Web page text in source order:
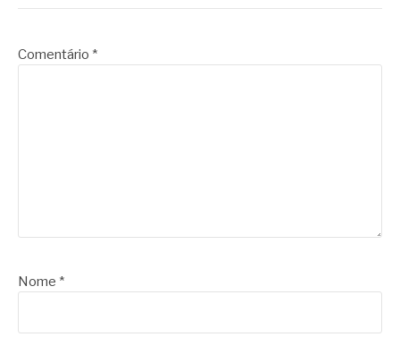
Comentário *
Nome *